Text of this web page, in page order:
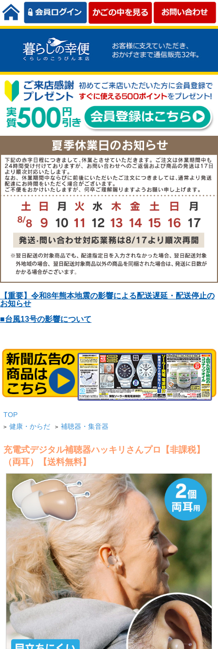
【重要】令和8年熊本地震の影響による配送遅延・配送停止の
お知らせ
■台風13号の影響について
TOP
> 健康・からだ > 補聴器・集音器
充電式デジタル補聴器ハッキリさんプロ【非課税】
（両耳）【送料無料】